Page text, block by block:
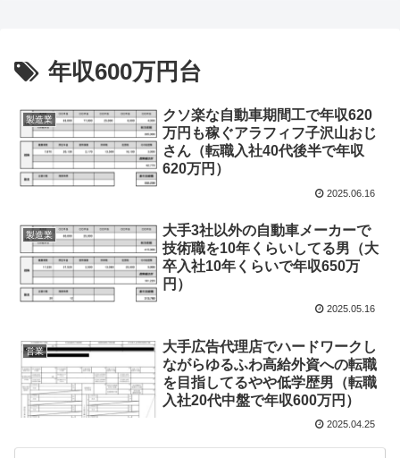
年収600万円台
製造業
クソ楽な自動車期間工で年収620
万円も稼ぐアラフィフ子沢山おじ
さん（転職入社40代後半で年収
620万円）
2025.06.16
製造業
大手3社以外の自動車メーカーで
技術職を10年くらいしてる男（大
卒入社10年くらいで年収650万
円）
2025.05.16
営業
大手広告代理店でハードワークし
ながらゆるふわ高給外資への転職
を目指してるやや低学歴男（転職
入社20代中盤で年収600万円）
2025.04.25